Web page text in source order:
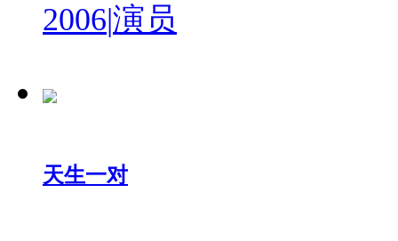
2006|演员
天生一对